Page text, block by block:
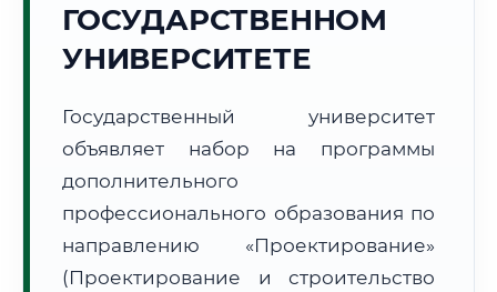
📍 Региональная справка
610000–610999
Часовой пояс:
Формат учебы:
Дистанционно
🗺️ Зона обслуживания: г. Киров
ГОСУДАРСТВЕННОМ
УНИВЕРСИТЕТЕ
Государственный университет
объявляет набор на программы
дополнительного
профессионального образования по
направлению «Проектирование»
(Проектирование и строительство